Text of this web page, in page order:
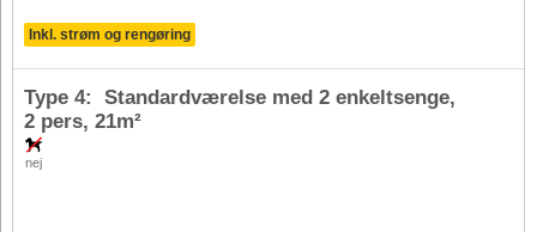
Inkl. strøm og rengøring
nej
Type 4: Standardværelse med 2 enkeltsenge,
2 pers, 21m²